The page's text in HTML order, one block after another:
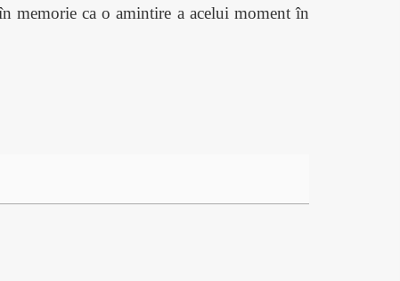
memorie ca o amintire a acelui moment în